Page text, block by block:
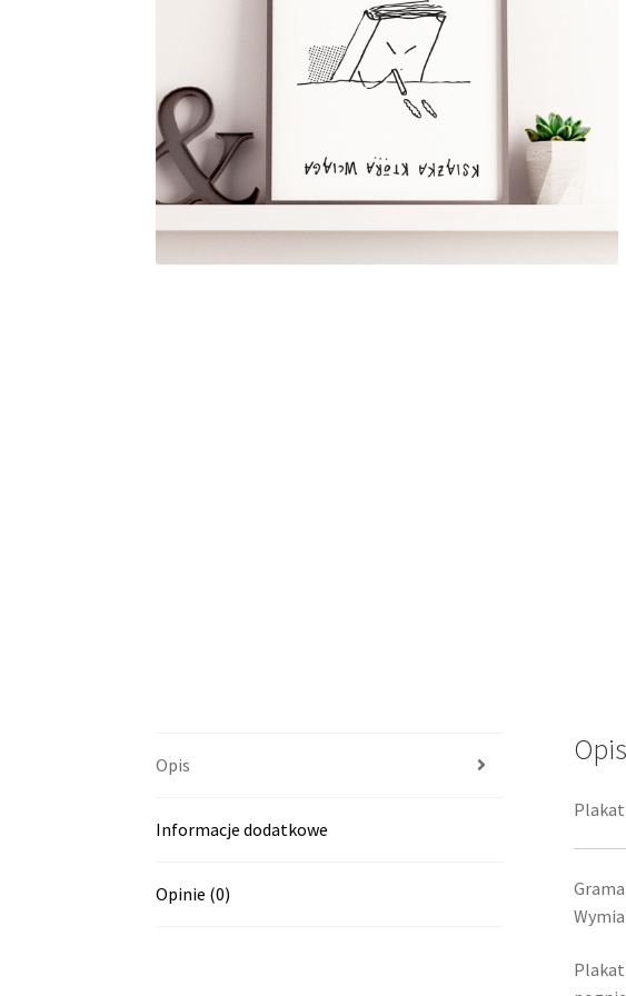
Opis
Informacje dodatkowe
Opinie (0)
Opis